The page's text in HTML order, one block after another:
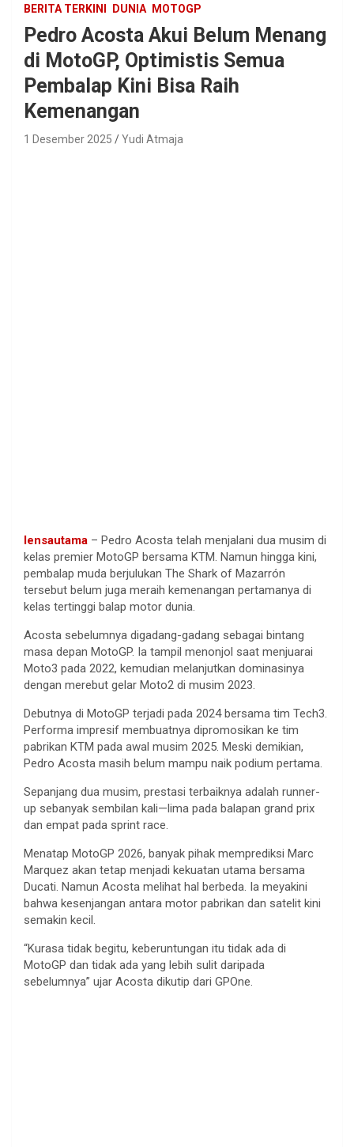
BERITA TERKINI DUNIA MOTOGP
Pedro Acosta Akui Belum Menang
di MotoGP, Optimistis Semua
Pembalap Kini Bisa Raih
Kemenangan
1 Desember 2025 Yudi Atmaja
lensautama – Pedro Acosta telah menjalani dua musim di
kelas premier MotoGP bersama KTM. Namun hingga kini,
pembalap muda berjulukan The Shark of Mazarrón
tersebut belum juga meraih kemenangan pertamanya di
kelas tertinggi balap motor dunia.
Acosta sebelumnya digadang-gadang sebagai bintang
masa depan MotoGP. Ia tampil menonjol saat menjuarai
Moto3 pada 2022, kemudian melanjutkan dominasinya
dengan merebut gelar Moto2 di musim 2023.
Debutnya di MotoGP terjadi pada 2024 bersama tim Tech3.
Performa impresif membuatnya dipromosikan ke tim
pabrikan KTM pada awal musim 2025. Meski demikian,
Pedro Acosta masih belum mampu naik podium pertama.
Sepanjang dua musim, prestasi terbaiknya adalah runner-
up sebanyak sembilan kali—lima pada balapan grand prix
dan empat pada sprint race.
Menatap MotoGP 2026, banyak pihak memprediksi Marc
Marquez akan tetap menjadi kekuatan utama bersama
Ducati. Namun Acosta melihat hal berbeda. Ia meyakini
bahwa kesenjangan antara motor pabrikan dan satelit kini
semakin kecil.
“Kurasa tidak begitu, keberuntungan itu tidak ada di
MotoGP dan tidak ada yang lebih sulit daripada
sebelumnya” ujar Acosta dikutip dari GPOne.